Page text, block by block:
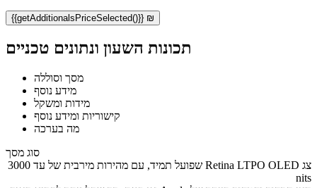
{{getAdditionalsPriceSelected()}} ₪
תכונות השעון ונתונים טכניים
מסך וסוללה
מידע נוסף
מידות ומשקל
קישוריות ומידע נוסף
מה בערכה
סוג מסך
צג Retina LTPO OLED שפועל תמיד, עם מהירות מירבית של עד ‎3000
nits